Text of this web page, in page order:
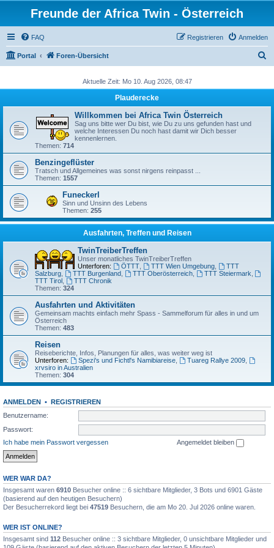
Freunde der Africa Twin - Österreich
FAQ Anmelden
Registrieren
Portal Foren-Übersicht
Aktuelle Zeit: Mo 10. Aug 2026, 08:47
Plauderecke
Willkommen bei Africa Twin Österreich
Sag uns bitte wer Du bist, wie Du zu uns gefunden hast und
welche Interessen Du noch hast damit wir Dich besser
kennenlernen.
Themen: 714
Benzingeflüster
Tratsch und Allgemeines was sonst nirgens reinpasst ...
Themen: 1557
Funeckerl
Sinn und Unsinn des Lebens
Themen: 255
Ausfahrten, Treffen und Reisen
TwinTreiberTreffen
Unser monatliches TwinTreiberTreffen
Unterforen:
ÖTTT, TTT Wien Umgebung,
TTT
Salzburg
TTT Burgenland, TTT Oberösterreich, TTT Steiermark
TTT Tirol
TTT Chronik
Themen: 324
Ausfahrten und Aktivitäten
Gemeinsam machts einfach mehr Spass - Sammelforum für alles in und um
Österreich
Themen: 483
Reisen
Reiseberichte, Infos, Planungen für alles, was weiter weg ist
Unterforen:
Spezi's und Fichtl's Namibiareise, Tuareg Rallye 2009,
xrvsiro in Australien
Themen: 304
ANMELDEN • REGISTRIEREN
Benutzername:
Passwort:
Ich habe mein Passwort vergessen
Angemeldet bleiben
WER WAR DA?
Insgesamt waren 6910 Besucher online :: 6 sichtbare Mitglieder, 3 Bots und 6901 Gäste
(basierend auf den heutigen Besuchern)
Der Besucherrekord liegt bei 47519 Besuchern, die am Mo 20. Jul 2026 online waren.
WER IST ONLINE?
Insgesamt sind 112 Besucher online :: 3 sichtbare Mitglieder, 0 unsichtbare Mitglieder und